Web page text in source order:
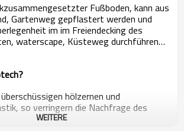
Fußboden, kann aus
Gartenweg gepflastert werden und
im im Freiendecking des
waterscape, Küsteweg durchführen…
hölzernen und
so verringern die Nachfrage des
und erneuern die Lebenszyklen des
WEITERE